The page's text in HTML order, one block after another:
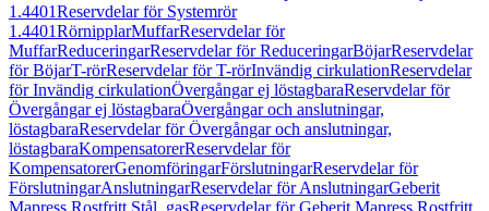
1.4401Reservdelar för Systemrör
1.4401RörnipplarMuffarReservdelar för
MuffarReduceringarReservdelar för ReduceringarBöjarReservdelar
för BöjarT-rörReservdelar för T-rörInvändig cirkulationReservdelar
för Invändig cirkulationÖvergångar ej löstagbaraReservdelar för
Övergångar ej löstagbaraÖvergångar och anslutningar,
löstagbaraReservdelar för Övergångar och anslutningar,
löstagbaraKompensatorerReservdelar för
KompensatorerGenomföringarFörslutningarReservdelar för
FörslutningarAnslutningarReservdelar för AnslutningarGeberit
Mapress Rostfritt Stål, gasReservdelar för Geberit Mapress Rostfritt